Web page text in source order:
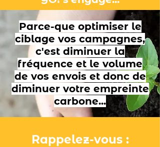
Parce-que optimiser le
ciblage vos campagnes,
c'est diminuer la
fréquence et le volume
de vos envois et donc de
diminuer votre empreinte
carbone...
Rappelez-vous :